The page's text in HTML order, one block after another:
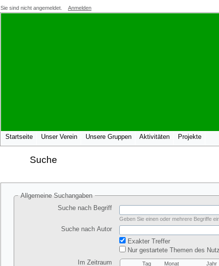
Sie sind nicht angemeldet. Anmelden
Startseite Unser Verein Unsere Gruppen Aktivitäten Projekte
Suche
Allgemeine Suchangaben
Suche nach Begriff
Geben Sie einen oder mehrere Begriffe
Suche nach Autor
Exakter Treffer
Nur gestartete Themen des
Im Zeitraum
Tag Monat Jahr